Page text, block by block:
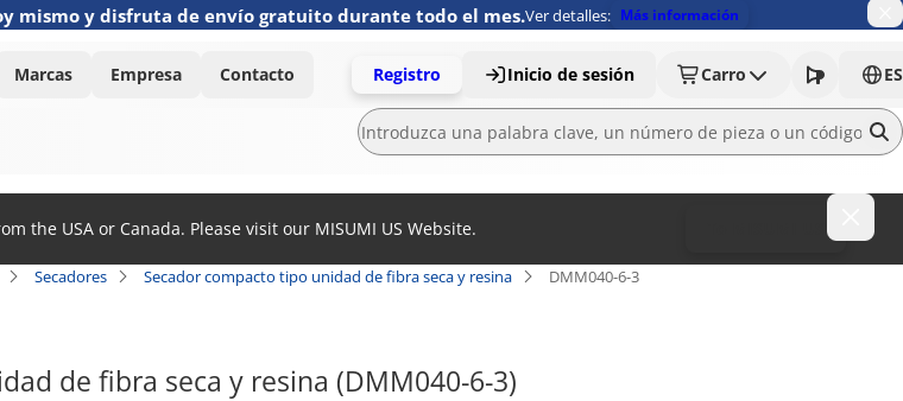
mismo y disfruta de envío gratuito durante todo el mes.Ver detalles: Más información
Marcas Empresa Contacto Registro Inicio de sesión Carro ES
the USA or Canada. Please visit our MISUMI US Website.
Secadores Secador compacto tipo unidad de fibra seca y resina DMM040-6-3
de fibra seca y resina (DMM040-6-3)